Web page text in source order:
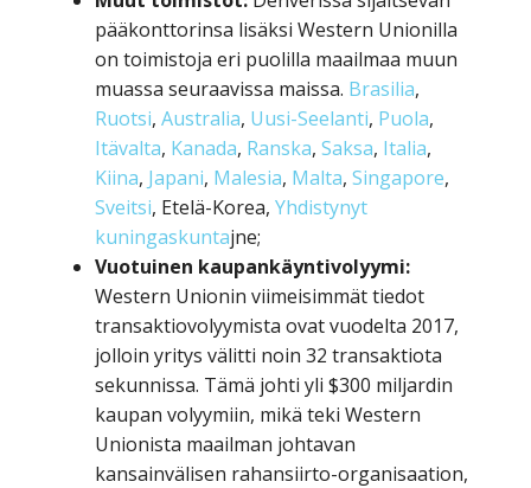
pääkonttorinsa lisäksi Western Unionilla
on toimistoja eri puolilla maailmaa muun
muassa seuraavissa maissa. Brasilia,
Ruotsi, Australia, Uusi-Seelanti, Puola,
Itävalta, Kanada, Ranska, Saksa, Italia,
Kiina, Japani, Malesia, Malta, Singapore,
Sveitsi, Etelä-Korea, Yhdistynyt
kuningaskuntajne;
Vuotuinen kaupankäyntivolyymi:
Western Unionin viimeisimmät tiedot
transaktiovolyymista ovat vuodelta 2017,
jolloin yritys välitti noin 32 transaktiota
sekunnissa. Tämä johti yli $300 miljardin
kaupan volyymiin, mikä teki Western
Unionista maailman johtavan
kansainvälisen rahansiirto-organisaation,